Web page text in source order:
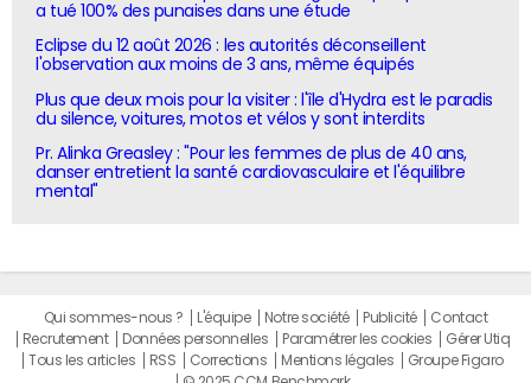
a tué 100% des punaises dans une étude
Eclipse du 12 août 2026 : les autorités déconseillent
l'observation aux moins de 3 ans, même équipés
Plus que deux mois pour la visiter : l'île d'Hydra est le paradis
du silence, voitures, motos et vélos y sont interdits
Pr. Alinka Greasley : "Pour les femmes de plus de 40 ans,
danser entretient la santé cardiovasculaire et l'équilibre
mental"
Qui sommes-nous ? L'équipe Notre société Publicité
Contact
Recrutement
Données personnelles Paramétrer les cookies
Gérer Utiq
Tous les articles
RSS Corrections Mentions légales
Groupe Figaro